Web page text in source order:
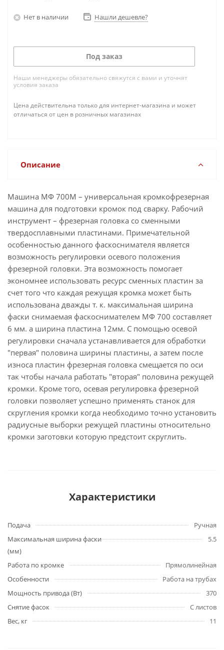
Нет в наличии Нашли дешевле?
Под заказ
Наши менеджеры обязательно свяжутся с вами и уточнят
условия заказа
Цена действительна только для интернет-магазина и может
отличаться от цен в розничных магазинах
Описание
Машина МФ 700М – универсальная кромкофрезерная
машина для подготовки кромок под сварку. Рабочий
инструмент – фрезерная головка со сменными
твердосплавными пластинами. Примечательной
особенностью данного фаскоснимателя является
возможность регулировки осевого положения
фрезерной головки. Эта возможность помогает
экономнее использовать ресурс сменных пластин за
счет того что каждая режущая кромка может быть
использована дважды т. к. максимальная ширина
фаски снимаемая фаскоснимателем МФ 700 составляет
6 мм. а ширина пластина 12мм. С помощью осевой
регулировки сначала устанавливается для обработки
"первая" половина ширины пластины, а затем после
износа пластин фрезерная головка смещается по оси
так чтобы начала работать "вторая" половина режущей
кромки. Кроме того, осевая регулировка фрезерной
головки позволяет успешно применять станок для
скругления кромки когда необходимо точно установить
радиусные выборки режущей пластины относительно
кромки заготовки которую предстоит скруглить.
Характеристики
Подача
Ручная
Максимальная ширина фаски
(мм)
5.5
Работа по кромке
Прямолинейная
Особенности
Работа на трубах
Мощность привода (Вт)
370
Снятие фасок
С листов
Вес, кг
11